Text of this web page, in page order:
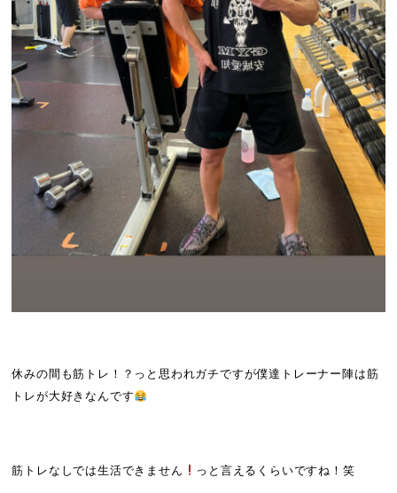
休みの間も筋トレ！？っと思われガチですが僕達トレーナー陣は筋
トレが大好きなんです
筋トレなしでは生活できません っと言えるくらいですね！笑